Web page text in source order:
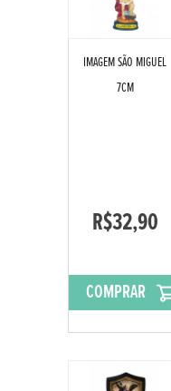
IMAGEM SÃO MIGUEL
7CM
R$32,90
COMPRAR